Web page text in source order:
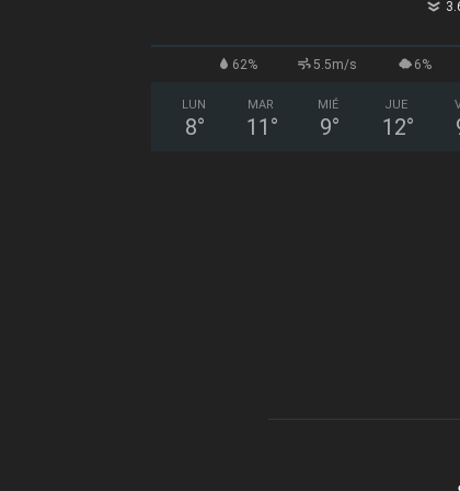
62% 5.5m/s 6%
LUN
8°
MAR
11 °
MIÉ
9°
JUE
12°